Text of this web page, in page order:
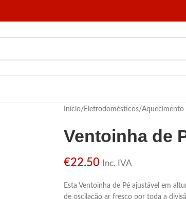
Início/ Eletrodomésticos/Aquecimento
Ventoinha de
€22.50 Inc. IVA
Esta Ventoinha de Pé ajustável em
de oscilação ar fresco por toda a